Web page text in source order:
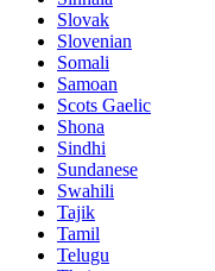
Slovak
Slovenian
Somali
Samoan
Scots Gaelic
Shona
Sindhi
Sundanese
Swahili
Tajik
Tamil
Telugu